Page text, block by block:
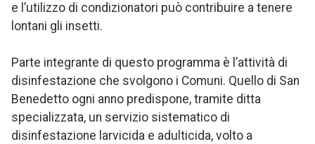
e l’utilizzo di condizionatori può contribuire a tenere
lontani gli insetti.
Parte integrante di questo programma è l’attività di
disinfestazione che svolgono i Comuni. Quello di San
Benedetto ogni anno predispone, tramite ditta
specializzata, un servizio sistematico di
disinfestazione larvicida e adulticida, volto a